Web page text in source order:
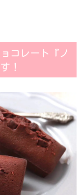
コレート『ノ
！